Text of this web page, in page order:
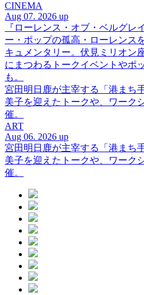
CINEMA
Aug 07. 2026 up
『ローレンス・オブ・ベルグレ
ー・ポップの孤高・ローレンス
キュメンタリー。伏見ミリオン
にまつわるトークイベントやポ
も。
宮田明日鹿が主宰する「港まち
美子を迎えたトークや、ワーク
催。
ART
Aug 06. 2026 up
宮田明日鹿が主宰する「港まち
美子を迎えたトークや、ワーク
催。